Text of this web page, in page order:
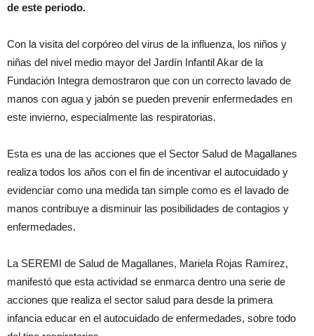
de este periodo.
Con la visita del corpóreo del virus de la influenza, los niños y
niñas del nivel medio mayor del Jardín Infantil Akar de la
Fundación Integra demostraron que con un correcto lavado de
manos con agua y jabón se pueden prevenir enfermedades en
este invierno, especialmente las respiratorias.
Esta es una de las acciones que el Sector Salud de Magallanes
realiza todos los años con el fin de incentivar el autocuidado y
evidenciar como una medida tan simple como es el lavado de
manos contribuye a disminuir las posibilidades de contagios y
enfermedades.
La SEREMI de Salud de Magallanes, Mariela Rojas Ramírez,
manifestó que esta actividad se enmarca dentro una serie de
acciones que realiza el sector salud para desde la primera
infancia educar en el autocuidado de enfermedades, sobre todo